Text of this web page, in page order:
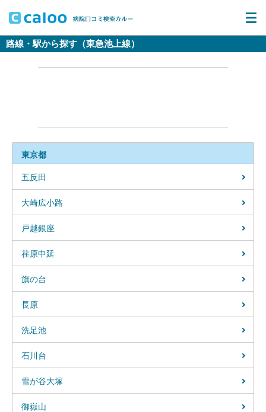
路線・駅から探す（東急池上線）
東京都
五反田
大崎広小路
戸越銀座
荏原中延
旗の台
長原
洗足池
石川台
雪が谷大塚
御嶽山